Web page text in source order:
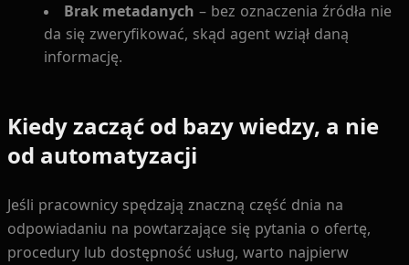
Brak metadanych – bez oznaczenia źródła nie
da się zweryfikować, skąd agent wziął daną
informację.
Kiedy zacząć od bazy wiedzy, a nie
od automatyzacji
Jeśli pracownicy spędzają znaczną część dnia na
odpowiadaniu na powtarzające się pytania o ofertę,
procedury lub dostępność usług, warto najpierw